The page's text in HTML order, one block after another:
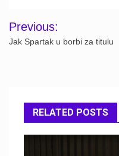
Post
navigation
Previous:
Jak Spartak u borbi za titulu
RELATED POSTS